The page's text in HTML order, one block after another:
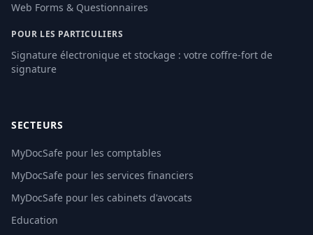
Web Forms & Questionnaires
POUR LES PARTICULIERS
Signature électronique et stockage : votre coffre-fort de
signature
SECTEURS
MyDocSafe pour les comptables
MyDocSafe pour les services financiers
MyDocSafe pour les cabinets d'avocats
Education